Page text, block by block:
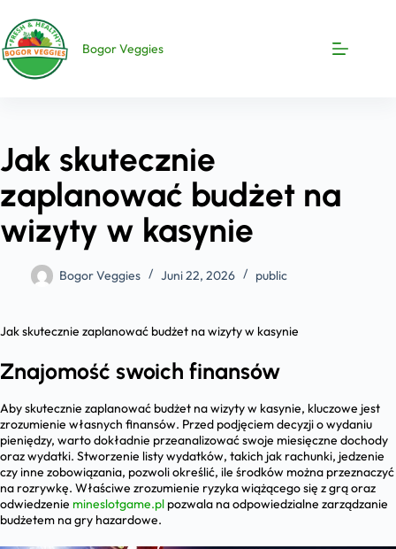
Bogor Veggies
Jak skutecznie
zaplanować budżet na
wizyty w kasynie
Bogor Veggies Juni 22, 2026 public
Jak skutecznie zaplanować budżet na wizyty w kasynie
Znajomość swoich finansów
Aby skutecznie zaplanować budżet na wizyty w kasynie, kluczowe jest
zrozumienie własnych finansów. Przed podjęciem decyzji o wydaniu
pieniędzy, warto dokładnie przeanalizować swoje miesięczne dochody
oraz wydatki. Stworzenie listy wydatków, takich jak rachunki, jedzenie
czy inne zobowiązania, pozwoli określić, ile środków można przeznaczyć
na rozrywkę. Właściwe zrozumienie ryzyka wiążącego się z grą oraz
odwiedzenie mineslotgame.pl pozwala na odpowiedzialne zarządzanie
budżetem na gry hazardowe.